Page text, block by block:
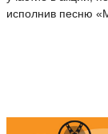
исполнив песню